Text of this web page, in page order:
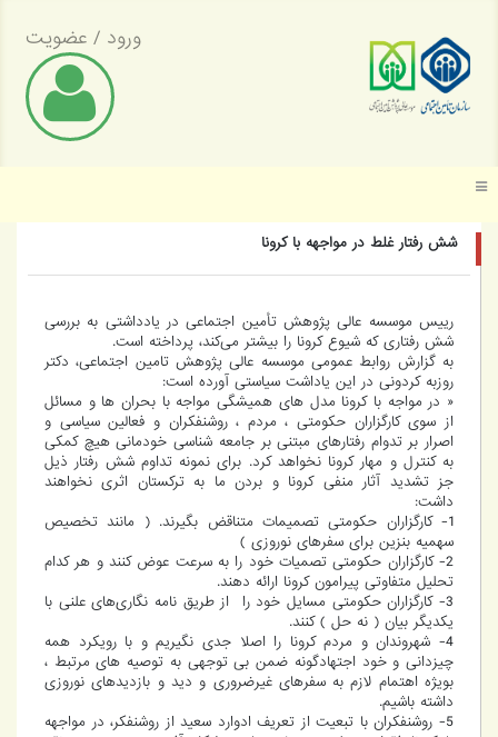
موسسه عالی پژوهش تأمین اجتماعی
ورود/عضویت
شش رفتار غلط در مواجهه با کرونا
رییس موسسه عالی پژوهش تأمین اجتماعی در یادداشتی به بررسی
شش رفتاری که شیوع کرونا را بیشتر می‌کند، پرداخته است.
به گزارش روابط عمومی موسسه عالی پژوهش تامین اجتماعی، دکتر
روزبه کردونی در این یاداشت سیاستی آورده است:
« در مواجه با کرونا مدل های همیشگی مواجه با بحران ها و مسائل
از سوی کارگزاران حکومتی ، مردم ، روشنفکران و فعالین سیاسی و
اصرار بر تدوام رفتارهای مبتنی بر جامعه شناسی خودمانی هیچ کمکی
به کنترل و مهار کرونا نخواهد کرد. برای نمونه تداوم شش رفتار ذیل
جز تشدید آثار منفی کرونا و بردن ما به ترکستان اثری نخواهند
داشت:
1- کارگزاران حکومتی تصمیمات متناقض بگیرند. ( مانند تخصیص
سهمیه بنزین برای سفرهای نوروزی )
2- کارگزاران حکومتی تصمیات خود را به سرعت عوض کنند و هر کدام
تحلیل متفاوتی پیرامون کرونا ارائه دهند.
3- کارگزاران حکومتی مسایل خود را از طریق نامه نگاری‌های علنی با
یکدیگر بیان ( نه حل ) کنند.
4- شهروندان و مردم کرونا را اصلا جدی نگیریم و با رویکرد همه
چیزدانی و خود اجتهادگونه ضمن بی توجهی به توصیه های مرتبط ،
بویژه اهتمام لازم به سفرهای غیرضروری و دید و بازدیدهای نوروزی
داشته باشیم.
5- روشنفکران با تبعیت از تعریف ادوارد سعید از روشنفکر، در مواجهه